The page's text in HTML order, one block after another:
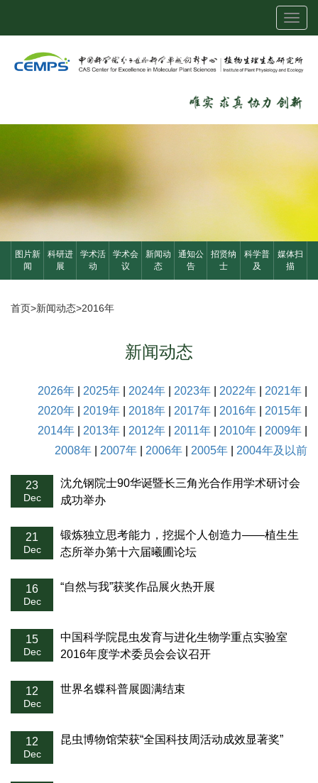
图片新
闻
科研进
展
学术活
动
学术会
议
新闻动
态
通知公
告
招贤纳
士
科学普
及
媒体扫
描
首页>新闻动态>2016年
新闻动态
2026年 2025年 2024年 2023年 2022年 2021年
2020年
2019年 2018年 2017年 2016年 2015年
2014年
2013年 2012年 2011年 2010年 2009年
2008年
2007年 2006年 2005年 2004年及以前
23
Dec
沈允钢院士90华诞暨长三角光合作用学术研讨会
成功举办
21
Dec
锻炼独立思考能力，挖掘个人创造力——植生生
态所举办第十六届曦圃论坛
16
Dec
“自然与我”获奖作品展火热开展
15
Dec
中国科学院昆虫发育与进化生物学重点实验室
2016年度学术委员会会议召开
12
Dec
世界名蝶科普展圆满结束
12
Dec
昆虫博物馆荣获“全国科技周活动成效显著奖”